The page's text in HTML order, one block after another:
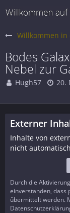
Willkommen in
Bodes
Nebel zur
Hugh57 20.
Externer
Inhalte von
nicht
Durch die
einverstanden, dass
übermittelt werden.